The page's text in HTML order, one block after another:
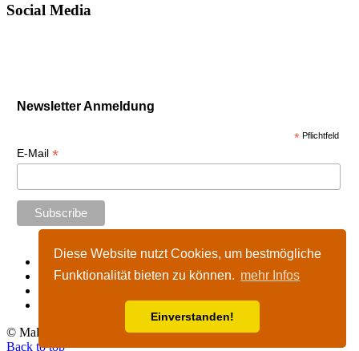
Diese Website nutzt Cookies, um bestmögliche
Funktionalität bieten zu können. mehr Infos
Einverstanden!
Social Media
Newsletter Anmeldung
* Pflichtfeld
E-Mail *
Start
Impressum
Nutzungshinweise
© Malta-Tours.de - online seit 2002 - 2026
Back to top